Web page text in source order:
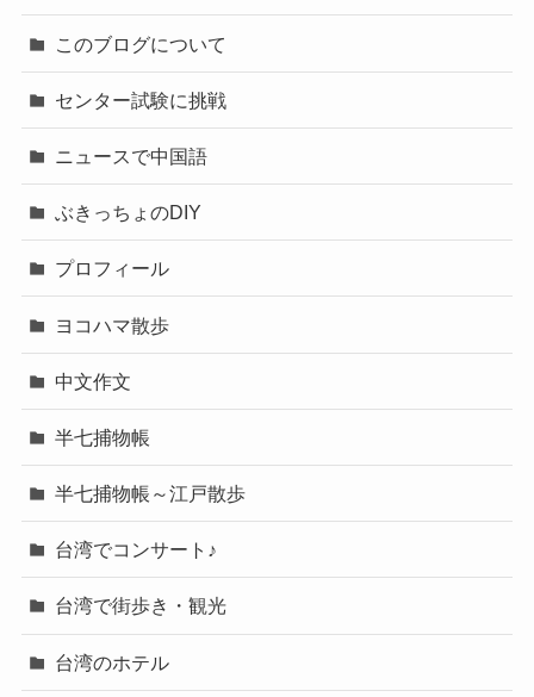
このブログについて
センター試験に挑戦
ニュースで中国語
ぶきっちょのDIY
プロフィール
ヨコハマ散歩
中文作文
半七捕物帳
半七捕物帳～江戸散歩
台湾でコンサート♪
台湾で街歩き・観光
台湾のホテル